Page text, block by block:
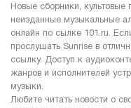
Новые сборники,
неизданные музыкальные
онлайн по сылке 101.ru.
прослушать Sunrise в
ссылку. Доступ к
жанров и исполнителей
музыки.
Любите читать новости о